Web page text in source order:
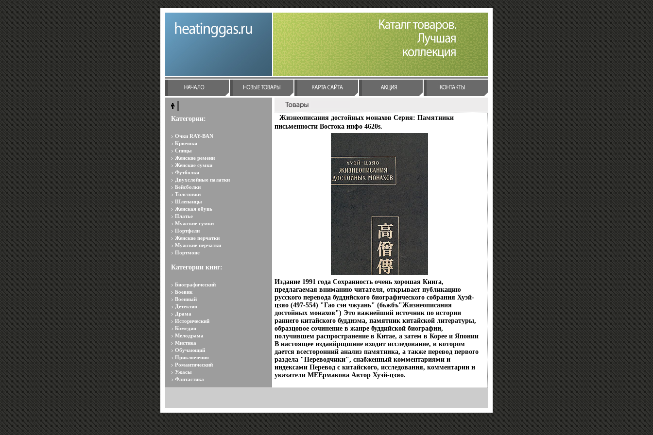
Категории:
Очки RAY-BAN
Крючоки
Спицы
Женские ремени
Женские сумки
Футболки
Двухслойные палатки
Бейсболки
Толстовки
Шлепанцы
Женская обувь
Платье
Мужские сумки
Портфели
Женские перчатки
Мужские перчатки
Портмоне
Категории книг:
Биографический
Боевик
Военный
Детектив
Драма
Исторический
Комедия
Мелодрама
Мистика
Обучающий
Приключения
Романтический
Ужасы
Фантастика
Жизнеописания достойных монахов Серия: Памятники
письменности Востока инфо 4620s.
Издание 1991 года Сохранность очень хорошая Книга,
предлагаемая вниманию читателя, открывает публикацию
русского перевода буддийского биографического собрания Хуэй-
цзяо (497-554) "Гао сэн чжуань" (бьжбъ"Жизнеописания
достойных монахов") Это важнейший источник по истории
раннего китайского буддизма, памятник китайской литературы,
образцовое сочинение в жанре буддийской биографии,
получившем распространение в Китае, а затем в Корее и Японии
В настоящее издавйрщшние входит исследование, в котором
дается всесторонний анализ памятника, а также перевод первого
раздела "Переводчики", снабженный комментариями и
индексами Перевод с китайского, исследования, комментарии и
указатели МЕЕрмакова Автор Хуэй-цзяо.